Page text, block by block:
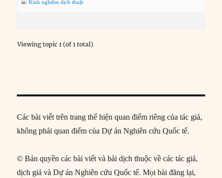
in:Kinh nghiệm dịch thuật
Viewing topic 1 (of 1 total)
Các bài viết trên trang thể hiện quan điểm riêng của tác giả,
không phải quan điểm của Dự án Nghiên cứu Quốc tế.
© Bản quyền các bài viết và bài dịch thuộc về các tác giả,
dịch giả và Dự án Nghiên cứu Quốc tế. Mọi bài đăng lại,